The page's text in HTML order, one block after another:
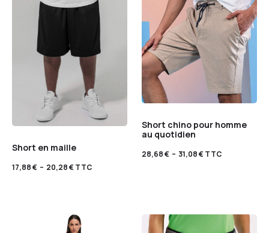
Short en maille
17,88€ – 20,28€TTC
Short chino pour homme
au quotidien
28,68€ – 31,08€TTC